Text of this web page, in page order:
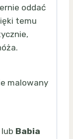
oddać
temu
malowany
Babia